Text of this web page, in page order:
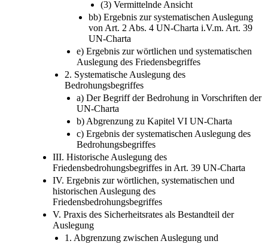
bb) Ergebnis zur systematischen Auslegung
von Art. 2 Abs. 4 UN-Charta i.V.m. Art. 39
UN-Charta
e) Ergebnis zur wörtlichen und systematischen
Auslegung des Friedensbegriffes
2. Systematische Auslegung des
Bedrohungsbegriffes
a) Der Begriff der Bedrohung in Vorschriften der
UN-Charta
b) Abgrenzung zu Kapitel VI UN-Charta
c) Ergebnis der systematischen Auslegung des
Bedrohungsbegriffes
III. Historische Auslegung des
Friedensbedrohungsbegriffes in Art. 39 UN-Charta
IV. Ergebnis zur wörtlichen, systematischen und
historischen Auslegung des
Friedensbedrohungsbegriffes
V. Praxis des Sicherheitsrates als Bestandteil der
Auslegung
1. Abgrenzung zwischen Auslegung und
Rechtsfortbildung